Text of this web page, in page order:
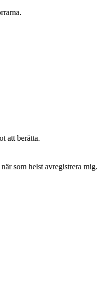
att berätta.
som helst avregistrera mig.